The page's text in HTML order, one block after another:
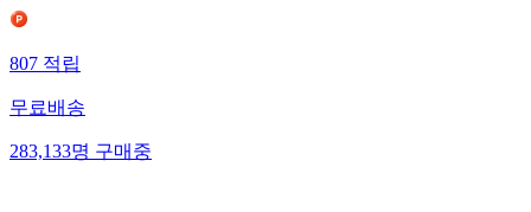
807적립
무료배송
283,133명구매중